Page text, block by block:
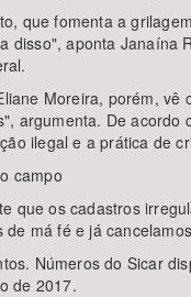
que fomenta a
disso", aponta
Moreira, porém,
argumenta. De
ilegal e a prática de
campo
que os cadastros
má fé e já
Números do Sicar
de 2017.